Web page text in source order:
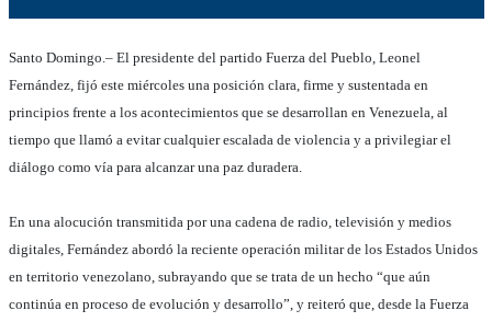
Santo Domingo.– El presidente del partido Fuerza del Pueblo, Leonel
Fernández, fijó este miércolesuna posición clara, firme y sustentada en
principios frente a los acontecimientos que se desarrollan en Venezuela, al
tiempo que llamó a evitar cualquier escalada de violencia y a privilegiar el
diálogo como vía para alcanzar una paz duradera.
En una alocución transmitida por una cadena de radio, televisión y medios
digitales, Fernández abordó la reciente operación militar de los Estados Unidos
en territorio venezolano, subrayando que se trata de un hecho “que aún
continúa en proceso de evolución y desarrollo”, y reiteró que, desde la Fuerza